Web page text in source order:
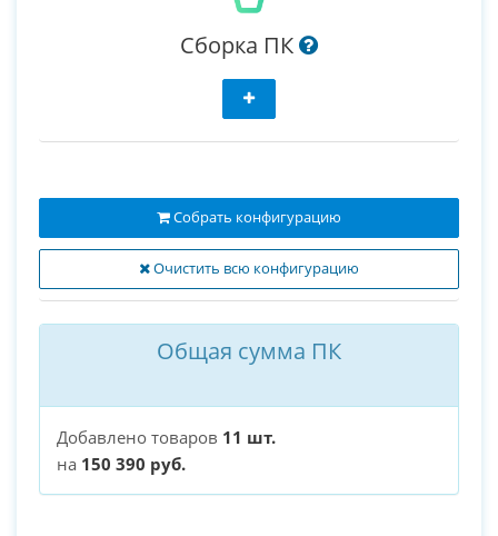
Сборка ПК
Очистить всю конфигурацию
Собрать конфигурацию
Общая сумма ПК
Добавлено товаров 11 шт.
на 150 390 руб.